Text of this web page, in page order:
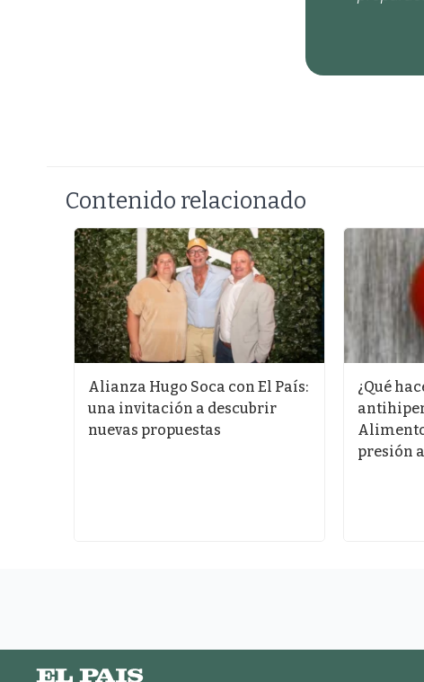
Contenido relacionado
Alianza Hugo Soca con El País:
una invitación a descubrir
nuevas propuestas
¿Qué
presión